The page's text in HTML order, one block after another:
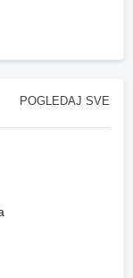
POGLEDAJ SVE